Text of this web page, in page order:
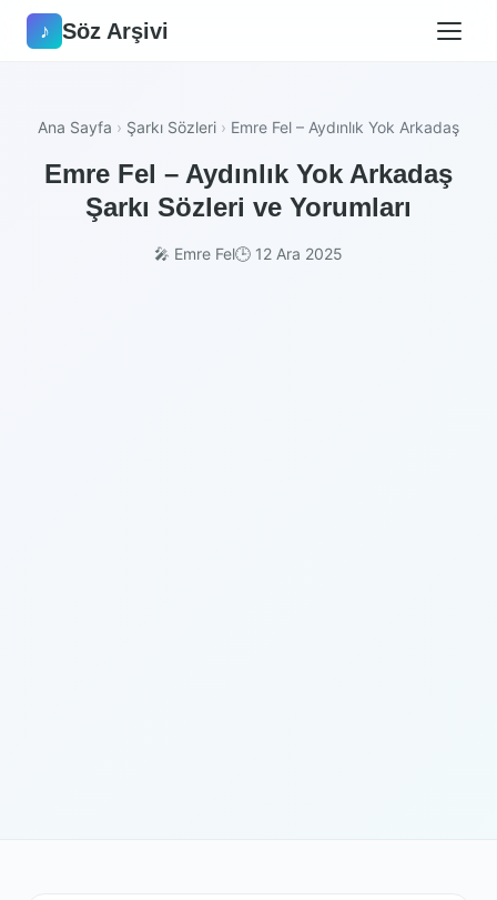
♪ Söz Arşivi
Ana Sayfa › Şarkı Sözleri › Emre Fel – Aydınlık Yok Arkadaş
Emre Fel – Aydınlık Yok Arkadaş
Şarkı Sözleri ve Yorumları
🎤 Emre Fel🕒 12 Ara 2025